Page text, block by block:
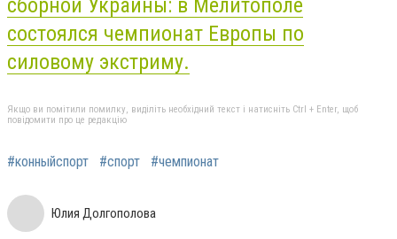
сборной Украины: в Мелитополе
состоялся чемпионат Европы по
силовому экстриму.
Якщо ви помітили помилку, виділіть необхідний текст і натисніть Ctrl + Enter, щоб
повідомити про це редакцію
#конныйспорт #спорт #чемпионат
Юлия Долгополова